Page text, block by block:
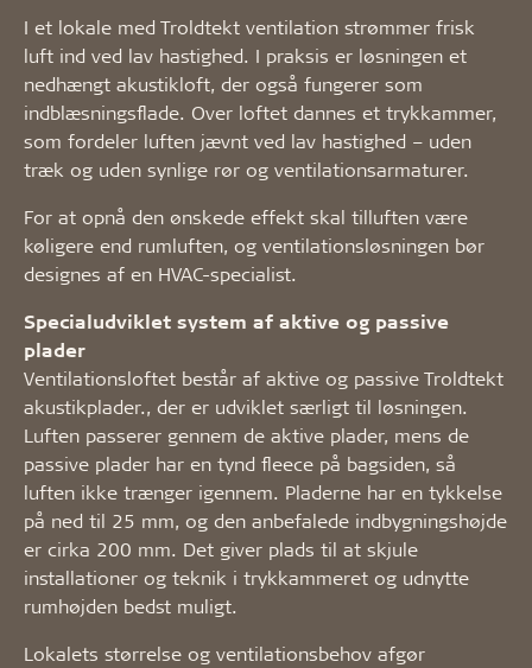
I et lokale med Troldtekt ventilation strømmer frisk
luft ind ved lav hastighed. I praksis er løsningen et
nedhængt akustikloft, der også fungerer som
indblæsningsflade. Over loftet dannes et trykkammer,
som fordeler luften jævnt ved lav hastighed – uden
træk og uden synlige rør og ventilationsarmaturer.
For at opnå den ønskede effekt skal tilluften være
køligere end rumluften, og ventilationsløsningen bør
designes af en HVAC-specialist.
Specialudviklet system af aktive og passive
plader
Ventilationsloftet består af aktive og passive Troldtekt
akustikplader., der er udviklet særligt til løsningen.
Luften passerer gennem de aktive plader, mens de
passive plader har en tynd fleece på bagsiden, så
luften ikke trænger igennem. Pladerne har en tykkelse
på ned til 25 mm, og den anbefalede indbygningshøjde
er cirka 200 mm. Det giver plads til at skjule
installationer og teknik i trykkammeret og udnytte
rumhøjden bedst muligt.
Lokalets størrelse og ventilationsbehov afgør